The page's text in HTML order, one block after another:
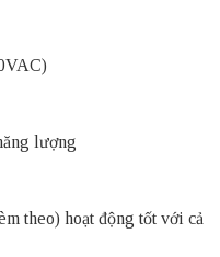
lượng
theo) hoạt động tốt với cả